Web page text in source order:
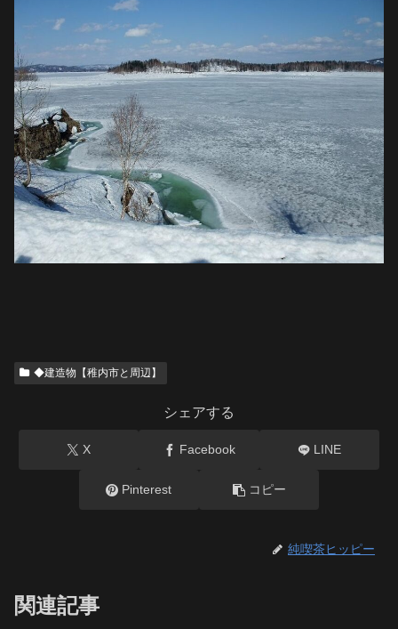
◆建造物【稚内市と周辺】
シェアする
X Facebook LINE
Pinterest コピー
純喫茶ヒッピー
関連記事